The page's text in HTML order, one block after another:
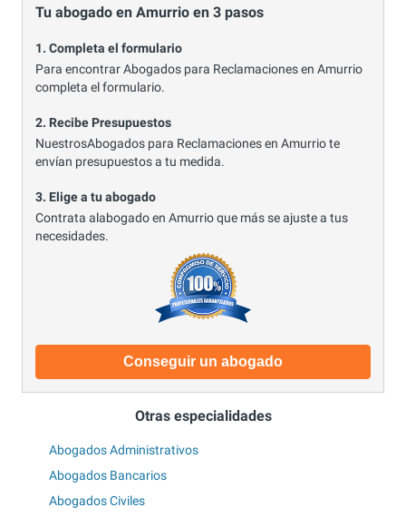
Tu abogado en Amurrio en 3 pasos
1. Completa el formulario
Para encontrar Abogados para Reclamaciones en Amurrio
completa el formulario.
2. Recibe Presupuestos
NuestrosAbogados para Reclamaciones en Amurrio te
envían presupuestos a tu medida.
3. Elige a tu abogado
Contrata alabogado en Amurrio que más se ajuste a tus
necesidades.
Conseguir un abogado
Otras especialidades
Abogados Administrativos
Abogados Bancarios
Abogados Civiles